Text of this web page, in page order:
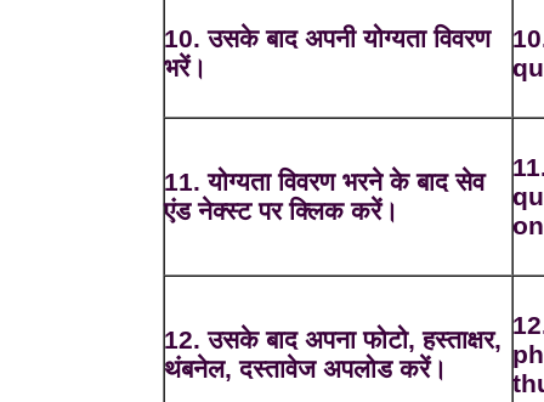
10. उसके बाद अपनी योग्यता विवरण
भरें।
11. योग्यता विवरण भरने के बाद सेव
एंड नेक्स्ट पर क्लिक करें।
12. उसके बाद अपना फोटो, हस्ताक्षर,
थंबनेल, दस्तावेज अपलोड करें।